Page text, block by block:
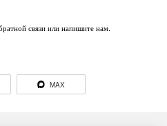
связи или напишите нам.
MAX